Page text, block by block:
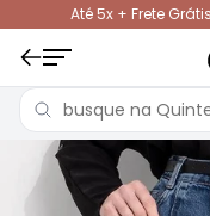
Até 5x + Frete